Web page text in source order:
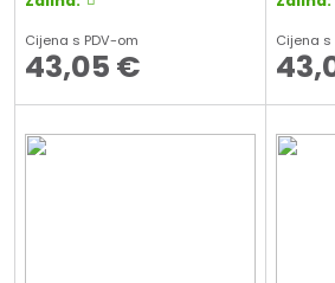
Cijena s PDV-om
43,05 €
Cijena s